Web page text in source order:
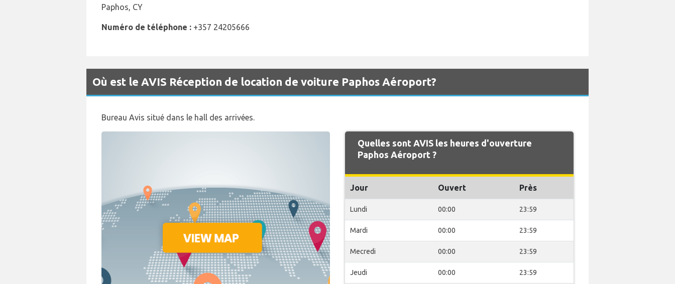
Paphos, CY
Numéro de téléphone : +357 24205666
Où est le AVIS Réception de location de voiture Paphos Aéroport?
Bureau Avis situé dans le hall des arrivées.
Quelles sont AVIS les heures d'ouverture
Paphos Aéroport ?
Jour Ouvert Près
Lundi 00:00 23:59
Mardi 00:00 23:59
Mecredi 00:00 23:59
Jeudi 00:00 23:59